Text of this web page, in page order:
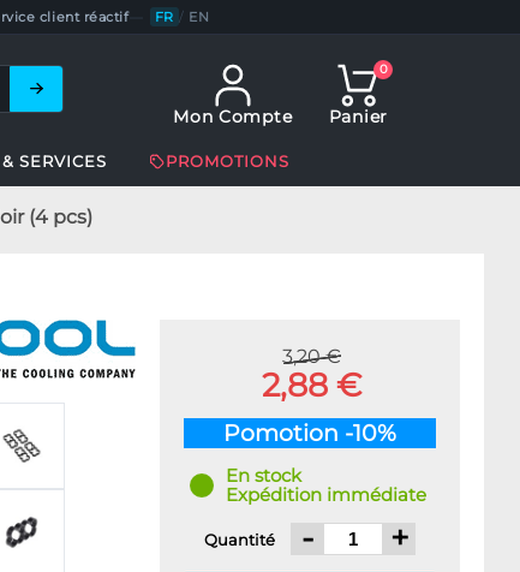
client réactif— FR / EN
Mon Compte
0
Panier
SERVICES PROMOTIONS
(4 pcs)
3,20 €
2,88 €
Pomotion -10%
En stock
Expédition immédiate
Quantité - +